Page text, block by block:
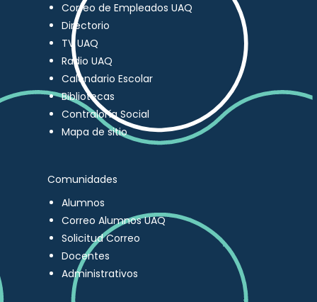
Correo de Empleados UAQ
Directorio
TV UAQ
Radio UAQ
Calendario Escolar
Bibliotecas
Contraloría Social
Mapa de sitio
Comunidades
Alumnos
Correo Alumnos UAQ
Solicitud Correo
Docentes
Administrativos